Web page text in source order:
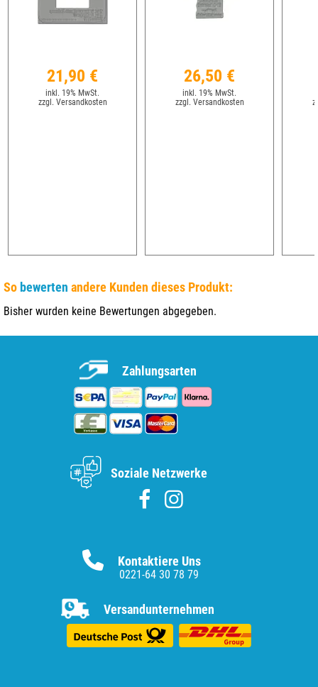
21,90 €
inkl. 19% MwSt.
zzgl. Versandkosten
26,50 €
inkl. 19% MwSt.
zzgl. Versandkosten
So bewerten andere Kunden dieses Produkt:
Bisher wurden keine Bewertungen abgegeben.
Kontaktiere Uns
0221-64 30 78 79
Versandunternehmen
Zahlungsarten
Soziale Netzwerke